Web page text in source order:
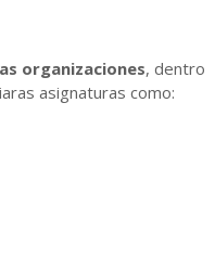
organizaciones, dentro
asignaturas como: